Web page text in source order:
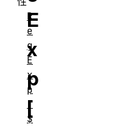
E
x
p
[
R
e
g
E
x
p
.
$